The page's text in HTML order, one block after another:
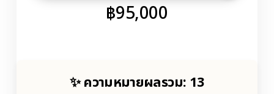
฿95,000
✨ ความหมายผลรวม: 13